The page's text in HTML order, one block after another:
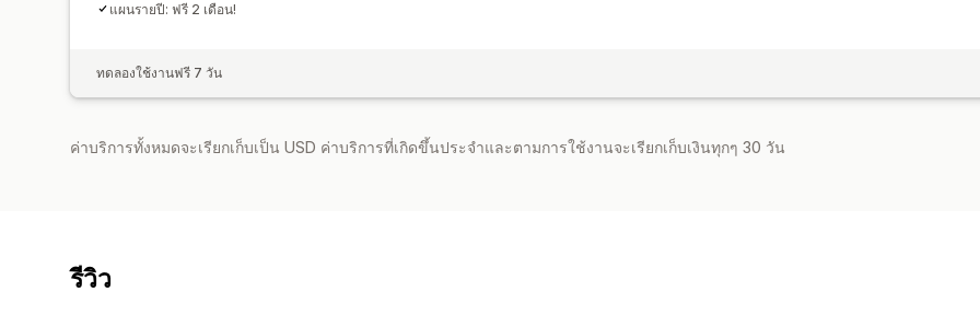
แผนรายปี: ฟรี 2 เดือน!
ทดลองใช้งานฟรี 7 วัน
ค่าบริการทั้งหมดจะเรียกเก็บเป็น USD ค่าบริการที่เกิดขึ้นประจำและตามการใช้งานจะเรียกเก็บเงินทุกๆ 30 วัน
รีวิว